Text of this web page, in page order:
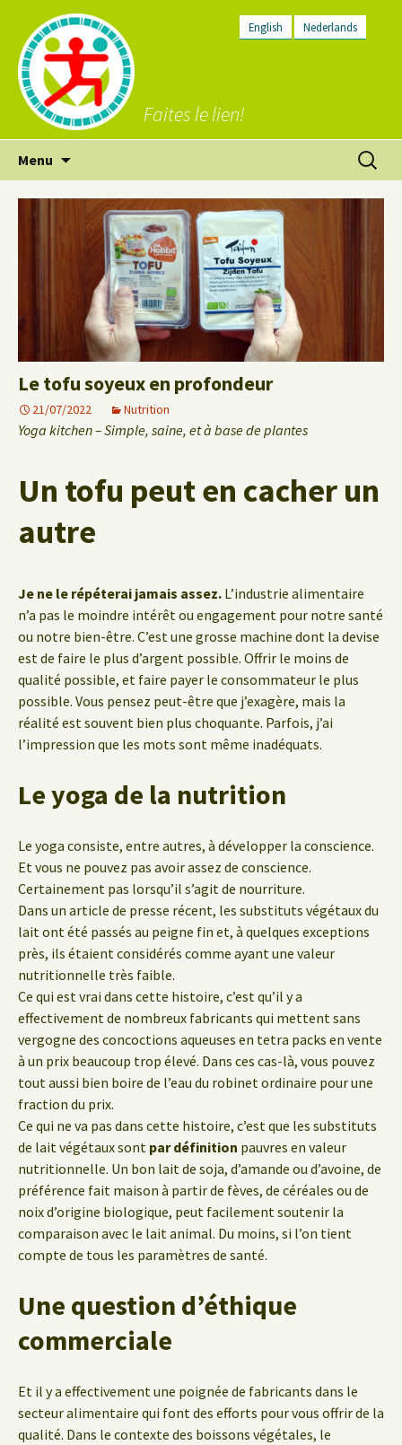
English Nederlands
Faites le lien!
Menu
Le tofu soyeux en profondeur
21/07/2022 Nutrition
Yoga kitchen – Simple, saine, et à base de plantes
Un tofu peut en cacher un
autre
Je ne le répéterai jamais assez. L’industrie alimentaire
n’a pas le moindre intérêt ou engagement pour notre santé
ou notre bien-être. C’est une grosse machine dont la devise
est de faire le plus d’argent possible. Offrir le moins de
qualité possible, et faire payer le consommateur le plus
possible. Vous pensez peut-être que j’exagère, mais la
réalité est souvent bien plus choquante. Parfois, j’ai
l’impression que les mots sont même inadéquats.
Le yoga de la nutrition
Le yoga consiste, entre autres, à développer la conscience.
Et vous ne pouvez pas avoir assez de conscience.
Certainement pas lorsqu’il s’agit de nourriture.
Dans un article de presse récent, les substituts végétaux du
lait ont été passés au peigne fin et, à quelques exceptions
près, ils étaient considérés comme ayant une valeur
nutritionnelle très faible.
Ce qui est vrai dans cette histoire, c’est qu’il y a
effectivement de nombreux fabricants qui mettent sans
vergogne des concoctions aqueuses en tetra packs en vente
à un prix beaucoup trop élevé. Dans ces cas-là, vous pouvez
tout aussi bien boire de l’eau du robinet ordinaire pour une
fraction du prix.
Ce qui ne va pas dans cette histoire, c’est que les substituts
de lait végétaux sont par définition pauvres en valeur
nutritionnelle. Un bon lait de soja, d’amande ou d’avoine, de
préférence fait maison à partir de fèves, de céréales ou de
noix d’origine biologique, peut facilement soutenir la
comparaison avec le lait animal. Du moins, si l’on tient
compte de tous les paramètres de santé.
Une question d’éthique
commerciale
Et il y a effectivement une poignée de fabricants dans le
secteur alimentaire qui font des efforts pour vous offrir de la
qualité. Dans le contexte des boissons végétales, le